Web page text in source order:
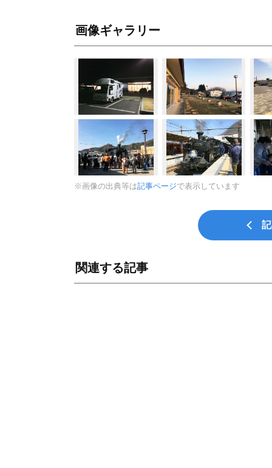
画像ギャラリー
※画像の出典等は記事ページで表示しています
関連する記事